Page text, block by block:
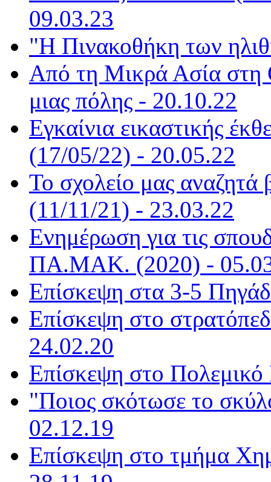
09.03.23
"Η Πινακοθήκη των
Από τη Μικρά Ασία στη
μιας πόλης - 20.10.22
Εγκαίνια εικαστικής
(17/05/22) - 20.05.22
Το σχολείο μας αναζητά
(11/11/21) - 23.03.22
Ενημέρωση για τις
ΠΑ.ΜΑΚ. (2020) -
Επίσκεψη στα 3-5
Επίσκεψη στο
24.02.20
Επίσκεψη στο
"Ποιος σκότωσε το
02.12.19
Επίσκεψη στο τμήμα